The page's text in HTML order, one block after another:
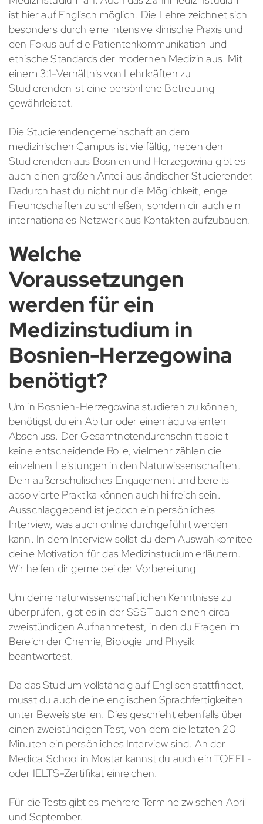
ist hier auf Englisch möglich. Die Lehre zeichnet sich
besonders durch eine intensive klinische Praxis und
den Fokus auf die Patientenkommunikation und
ethische Standards der modernen Medizin aus. Mit
einem 3:1-Verhältnis von Lehrkräften zu
Studierenden ist eine persönliche Betreuung
gewährleistet.
Die Studierendengemeinschaft an dem
medizinischen Campus ist vielfältig, neben den
Studierenden aus Bosnien und Herzegowina gibt es
auch einen großen Anteil ausländischer Studierender.
Dadurch hast du nicht nur die Möglichkeit, enge
Freundschaften zu schließen, sondern dir auch ein
internationales Netzwerk aus Kontakten aufzubauen.
Welche
Voraussetzungen
werden für ein
Medizinstudium in
Bosnien-Herzegowina
benötigt?
Um in Bosnien-Herzegowina studieren zu können,
benötigst du ein Abitur oder einen äquivalenten
Abschluss. Der Gesamtnotendurchschnitt spielt
keine entscheidende Rolle, vielmehr zählen die
einzelnen Leistungen in den Naturwissenschaften.
Dein außerschulisches Engagement und bereits
absolvierte Praktika können auch hilfreich sein.
Ausschlaggebend ist jedoch ein persönliches
Interview, was auch online durchgeführt werden
kann. In dem Interview sollst du dem Auswahlkomitee
deine Motivation für das Medizinstudium erläutern.
Wir helfen dir gerne bei der Vorbereitung!
Um deine naturwissenschaftlichen Kenntnisse zu
überprüfen, gibt es in der SSST auch einen circa
zweistündigen Aufnahmetest, in den du Fragen im
Bereich der Chemie, Biologie und Physik
beantwortest.
Da das Studium vollständig auf Englisch stattfindet,
musst du auch deine englischen Sprachfertigkeiten
unter Beweis stellen. Dies geschieht ebenfalls über
einen zweistündigen Test, von dem die letzten 20
Minuten ein persönliches Interview sind. An der
Medical School in Mostar kannst du auch ein TOEFL-
oder IELTS-Zertifikat einreichen.
Für die Tests gibt es mehrere Termine zwischen April
und September.